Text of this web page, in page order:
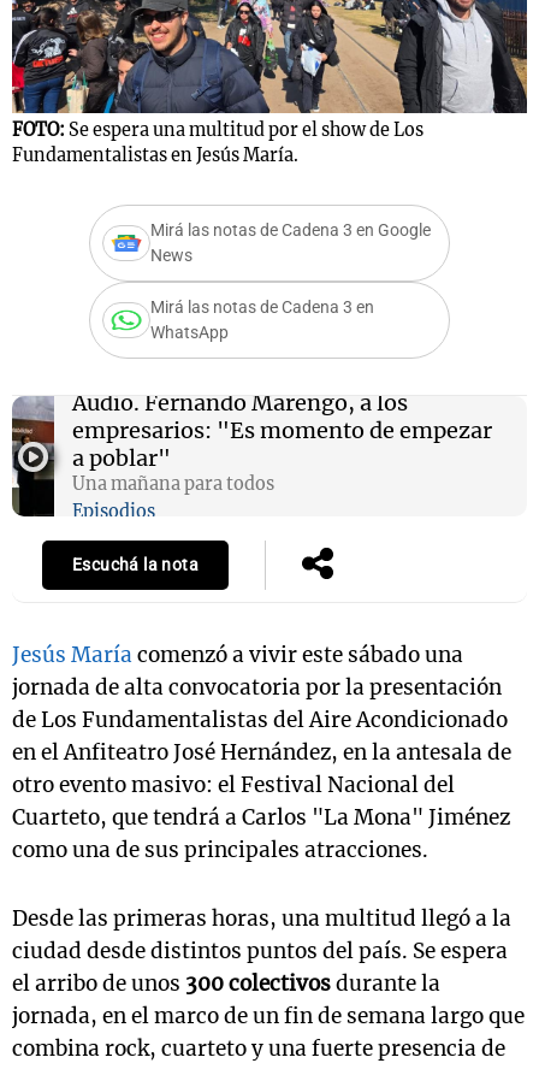
FOTO: Se espera una multitud por el show de Los
Fundamentalistas en Jesús María.
Mirá las notas de Cadena 3 en Google
News
Mirá las notas de Cadena 3 en
WhatsApp
Audio. Fernando Marengo, a los
empresarios: "Es momento de empezar
a poblar"
Una mañana para todos
Episodios
Escuchá la nota
Jesús Maríacomenzó a vivir este sábado una
jornada de alta convocatoria por la presentación
de Los Fundamentalistas del Aire Acondicionado
en el Anfiteatro José Hernández, en la antesala de
otro evento masivo: el Festival Nacional del
Cuarteto, que tendrá a Carlos "La Mona" Jiménez
como una de sus principales atracciones.
Desde las primeras horas, una multitud llegó a la
ciudad desde distintos puntos del país. Se espera
el arribo de unos 300 colectivosdurante la
jornada, en el marco de un fin de semana largo que
combina rock, cuarteto y una fuerte presencia de